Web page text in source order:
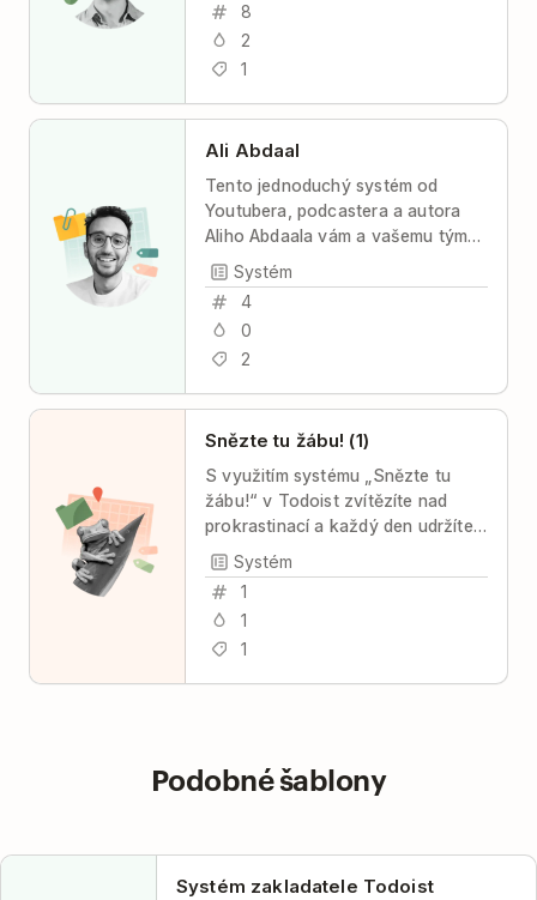
8
2
1
Ali Abdaal
Tento jednoduchý systém od
Youtubera, podcastera a autora
Aliho Abdaala vám a vašemu týmu
dopomůže ke koordinované a
produktivní práci s minimem stresu
a s maximální transparentností pro
tým.
Systém
4
0
2
Snězte tu žábu! (1)
S využitím systému „Snězte tu
žábu!“ v Todoist zvítězíte nad
prokrastinací a každý den udržíte
soustředění na to nejdůležitější.
Systém
1
1
1
Podobné šablony
Systém zakladatele Todoist